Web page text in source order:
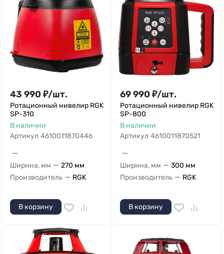
43 990 ₽/шт.
Ротационный нивелир RGK
SP-310
В наличии
Артикул 4610011870446
—
Ширина, мм — 270 мм
Производитель — RGK
В корзину
69 990 ₽/шт.
Ротационный нивелир RGK
SP-800
В наличии
Артикул 4610011870521
—
Ширина, мм — 300 мм
Производитель — RGK
В корзину